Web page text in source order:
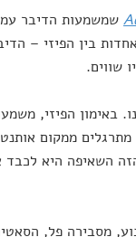
שמשמעות הדיבר
בין הפיזי –
שווים.
באימון הפיזי,
ממקום
השאיפה היא לכבד
מסבירה פל,